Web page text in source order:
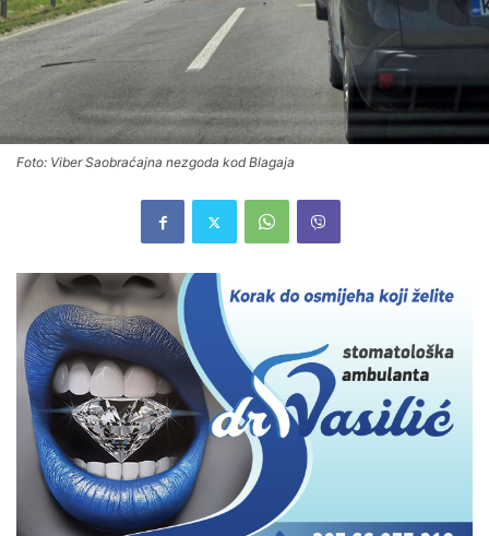
Foto: Viber Saobraćajna nezgoda kod Blagaja